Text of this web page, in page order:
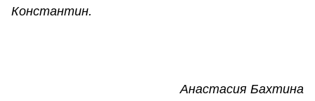
Константин.
Анастасия Бахтина